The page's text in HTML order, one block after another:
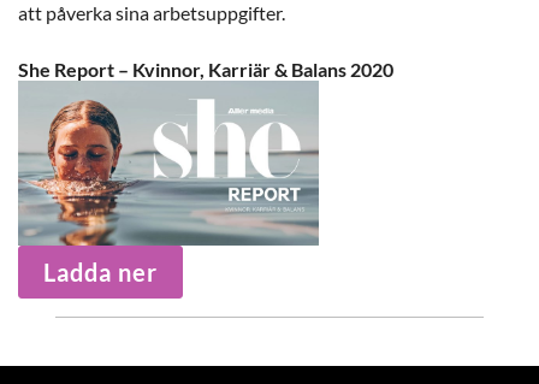
att påverka sina arbetsuppgifter.
She Report – Kvinnor, Karriär & Balans 2020
Ladda ner